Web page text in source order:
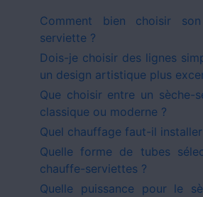
Comment bien choisir
serviette ?
Dois-je choisir des lignes
un design artistique plus
Que choisir entre un sèche-
classique ou moderne ?
Quel chauffage faut-il
Quelle forme de tubes
chauffe-serviettes ?
Quelle puissance pour le